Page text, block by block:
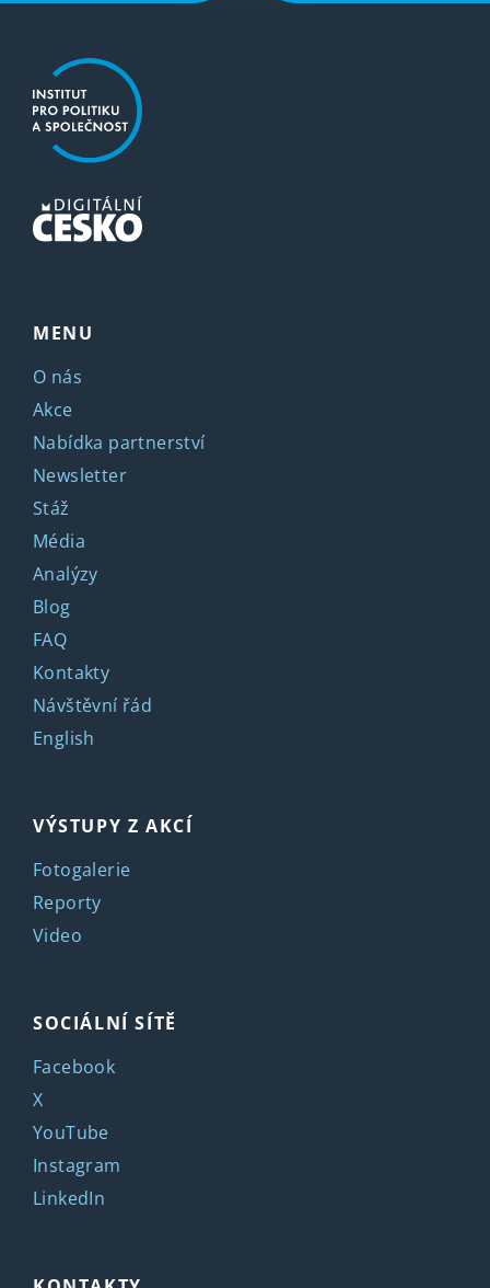
MENU
O nás
Akce
Nabídka partnerství
Newsletter
Stáž
Média
Analýzy
Blog
FAQ
Kontakty
Návštěvní řád
English
VÝSTUPY Z AKCÍ
Fotogalerie
Reporty
Video
SOCIÁLNÍ SÍTĚ
Facebook
X
YouTube
Instagram
LinkedIn